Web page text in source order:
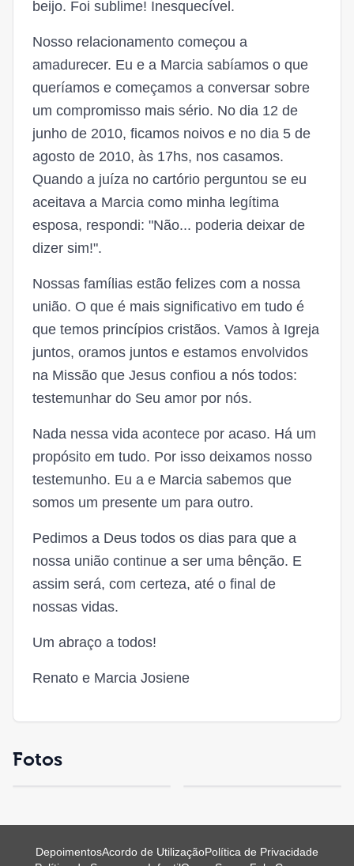
beijo. Foi sublime! Inesquecível.
Nosso relacionamento começou a
amadurecer. Eu e a Marcia sabíamos o que
queríamos e começamos a conversar sobre
um compromisso mais sério. No dia 12 de
junho de 2010, ficamos noivos e no dia 5 de
agosto de 2010, às 17hs, nos casamos.
Quando a juíza no cartório perguntou se eu
aceitava a Marcia como minha legítima
esposa, respondi: "Não... poderia deixar de
dizer sim!".
Nossas famílias estão felizes com a nossa
união. O que é mais significativo em tudo é
que temos princípios cristãos. Vamos à Igreja
juntos, oramos juntos e estamos envolvidos
na Missão que Jesus confiou a nós todos:
testemunhar do Seu amor por nós.
Nada nessa vida acontece por acaso. Há um
propósito em tudo. Por isso deixamos nosso
testemunho. Eu a e Marcia sabemos que
somos um presente um para outro.
Pedimos a Deus todos os dias para que a
nossa união continue a ser uma bênção. E
assim será, com certeza, até o final de
nossas vidas.
Um abraço a todos!
Renato e Marcia Josiene
Fotos
DepoimentosAcordo de UtilizaçãoPolítica de Privacidade